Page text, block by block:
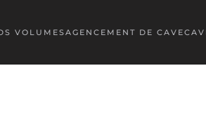
VOLUMESAGENCEMENT DE CAVE